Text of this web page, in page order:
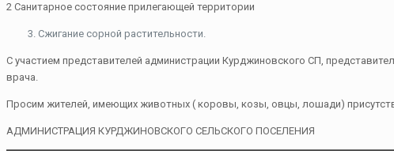
2 Санитарное состояние прилегающей территории
Сжигание сорной растительности.
С участием представителей администрации Курджиновского СП,
врача.
Просим жителей, имеющих животных ( коровы, козы, овцы, лошади)
АДМИНИСТРАЦИЯ КУРДЖИНОВСКОГО СЕЛЬСКОГО ПОСЕЛЕНИЯ